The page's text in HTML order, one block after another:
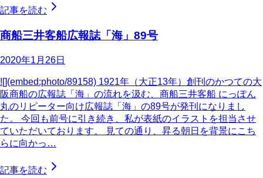
記事を読む
商船三井客船広報誌「海」89号
2020年1月26日
![](embed:photo/89158) 1921年（大正13年）創刊のかつての大
阪商船の広報誌「海」の流れを汲む、商船三井客船 にっぽん
丸のリピーター向け広報誌「海」の89号が発刊になりまし
た。 今回も前号に引き続き、私が表紙のイラストを担当させ
ていただいております。 見ての通り、昇る朝日を背景にこち
らに向かっ…
記事を読む